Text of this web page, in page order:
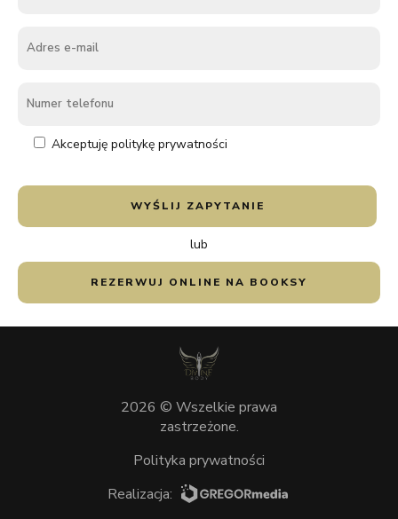
Akceptuję politykę prywatności
lub
REZERWUJ ONLINE NA BOOKSY
2026 © Wszelkie prawa
zastrzeżone.
Polityka prywatności
Realizacja: